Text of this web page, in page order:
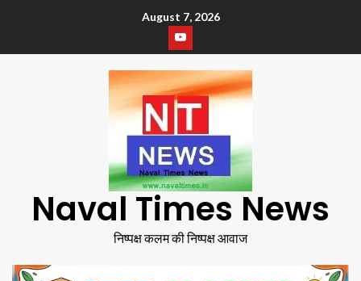
August 7, 2026
Naval Times News
निष्पक्ष कलम की निष्पक्ष आवाज